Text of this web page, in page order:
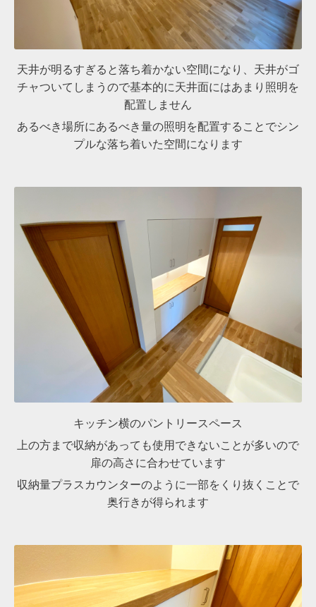
天井が明るすぎると落ち着かない空間になり、天井がゴ
チャついてしまうので基本的に天井面にはあまり照明を
配置しません
あるべき場所にあるべき量の照明を配置することでシン
プルな落ち着いた空間になります
キッチン横のパントリースペース
上の方まで収納があっても使用できないことが多いので
扉の高さに合わせています
収納量プラスカウンターのように一部をくり抜くことで
奥行きが得られます